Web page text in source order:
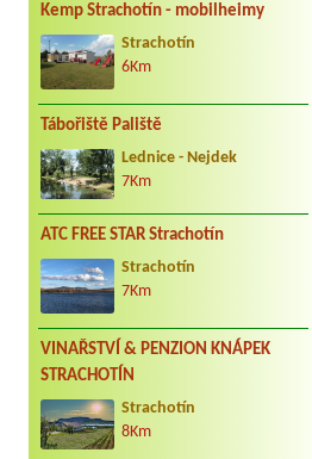
Kemp Strachotín - mobilheimy
Strachotín
6Km
Tábořiště Paliště
Lednice - Nejdek
7Km
ATC FREE STAR Strachotín
Strachotín
7Km
VINAŘSTVÍ & PENZION KNÁPEK
STRACHOTÍN
Strachotín
8Km